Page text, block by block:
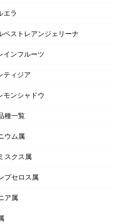
エラ
ペストレアンジェリーナ
インフルーツ
ティジア
モンシャドウ
種一覧
ウム属
スクス属
プセロス属
ア属